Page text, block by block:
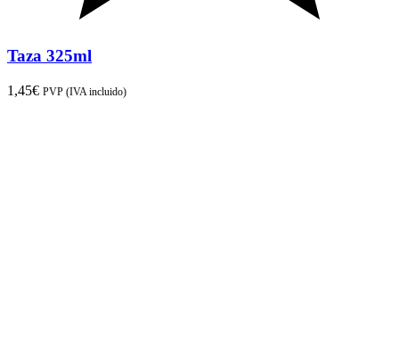
Taza 325ml
1,45€ PVP (IVA incluido)